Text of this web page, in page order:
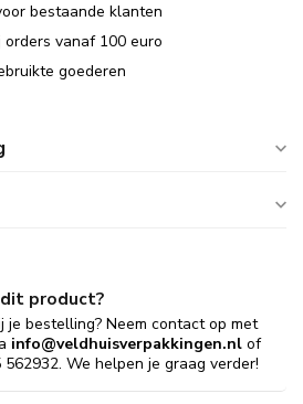
bestaande klanten
orders vanaf 100 euro
goederen
product?
je bestelling? Neem contact op met
info@veldhuisverpakkingen.nl of
We helpen je graag verder!